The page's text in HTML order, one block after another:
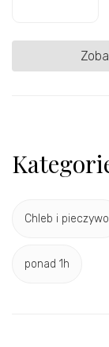
Chleb i pieczywo
ponad 1h